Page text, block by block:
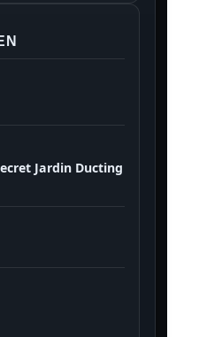
Jardin Ducting